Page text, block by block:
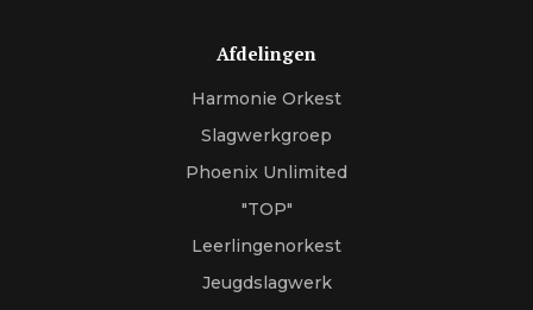
Afdelingen
Harmonie Orkest
Slagwerkgroep
Phoenix Unlimited
"TOP"
Leerlingenorkest
Jeugdslagwerk